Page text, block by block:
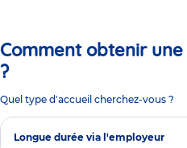
Comment obtenir
?
Quel type d'accueil cherchez-vous ?
Longue durée via l'employeur